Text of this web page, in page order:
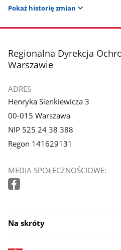
Pokaż historię zmian
stopka
Regionalna Dyrekcja
Warszawie
ADRES
Henryka Sienkiewicza 3
00-015 Warszawa
NIP 525 24 38 388
Regon 141629131
MEDIA SPOŁECZNOŚCIOWE:
Na skróty